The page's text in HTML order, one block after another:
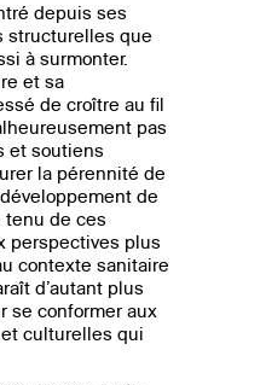
depuis ses
structurelles que
à surmonter.
et sa
de croître au fil
pas
et soutiens
la pérennité de
de
tenu de ces
perspectives plus
contexte sanitaire
d’autant plus
se conformer aux
culturelles qui